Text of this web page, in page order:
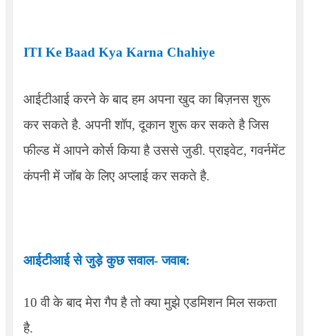
ITI Ke Baad Kya Karna Chahiye
आईटीआई करने के बाद हम अपना खुद का बिज़नस शुरू
कर सकते है. अपनी शॉप,दूकान शुरू कर सकते है जिस
फील्ड में आपने कोर्स किया है उससे जुडी. प्राइवेट,गवर्नमेंट
कंपनी में जॉब के लिए अप्लाई कर सकते है.
आईटीआई से जुड़े कुछ सवाल- जवाब:
10वी के बाद मेरा गैप है तो क्या मुझे एडमिशन मिल सकता
है.